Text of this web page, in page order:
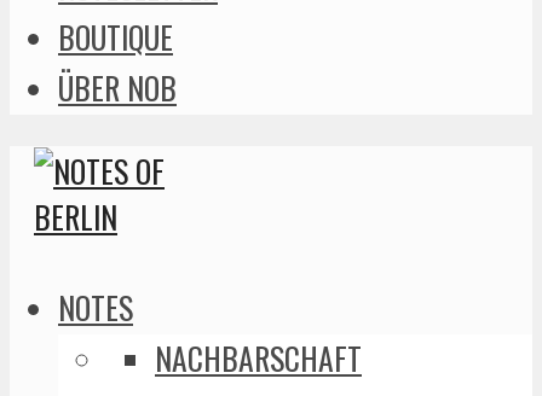
BOUTIQUE
ÜBER NOB
NOTES
NACHBARSCHAFT